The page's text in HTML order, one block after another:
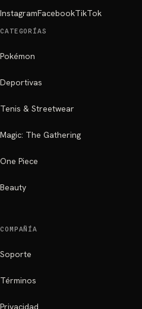
InstagramFacebookTikTok
CATEGORÍAS
Pokémon
Deportivas
Tenis & Streetwear
Magic: The Gathering
One Piece
Beauty
COMPAÑÍA
Soporte
Términos
Privacidad